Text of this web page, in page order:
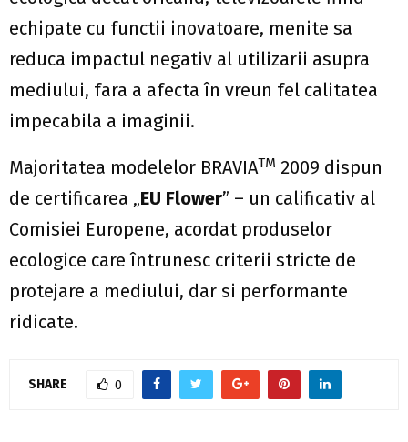
echipate cu functii inovatoare, menite sa
reduca impactul negativ al utilizarii asupra
mediului, fara a afecta în vreun fel calitatea
impecabila a imaginii.
Majoritatea modelelor BRAVIATM 2009 dispun
de certificarea „EU Flower” – un calificativ al
Comisiei Europene, acordat produselor
ecologice care întrunesc criterii stricte de
protejare a mediului, dar si performante
ridicate.
SHARE 0